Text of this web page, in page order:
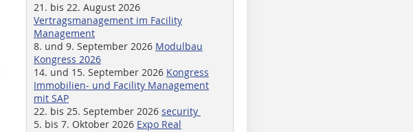
21. bis 22. August 2026
Vertragsmanagement im Facility
Management
8. und 9. September 2026 Modulbau
Kongress 2026
14. und 15. September 2026 Kongress
Immobilien- und Facility Management
mit SAP
22. bis 25. September 2026 security
5. bis 7. Oktober 2026 Expo Real